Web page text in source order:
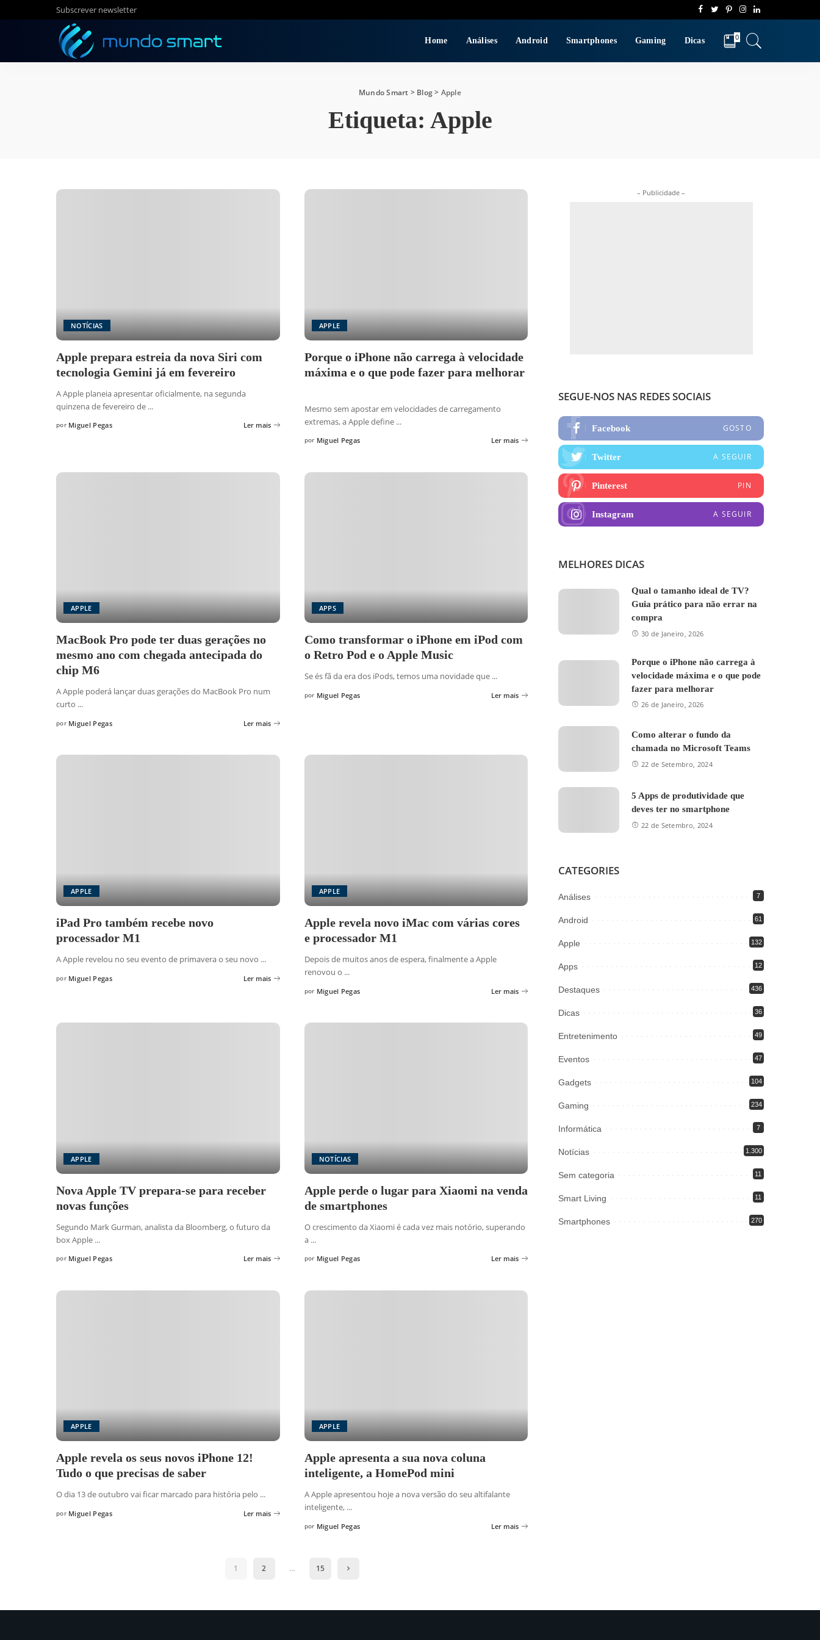
Subscrever newsletter
Home Análises Android Smartphones Gaming Dicas 0
Mundo Smart > Blog> Apple
Etiqueta: Apple
NOTÍCIAS
Apple prepara estreia da nova Siri com
tecnologia Gemini já em fevereiro
A Apple planeia apresentar oficialmente, na segunda
quinzena de fevereiro de ...
Posted
por Miguel Pegas Ler mais
APPLE
Porque o iPhone não carrega à velocidade
máxima e o que pode fazer para melhorar
Mesmo sem apostar em velocidades de carregamento
extremas, a Apple define ...
Posted
por Miguel Pegas Ler mais
APPLE
MacBook Pro pode ter duas gerações no
mesmo ano com chegada antecipada do
chip M6
A Apple poderá lançar duas gerações do MacBook Pro num
curto ...
Posted
por Miguel Pegas Ler mais
APPS
Como transformar o iPhone em iPod com
o Retro Pod e o Apple Music
Se és fã da era dos iPods, temos uma novidade que ...
Posted
por Miguel Pegas Ler mais
APPLE
iPad Pro também recebe novo
processador M1
A Apple revelou no seu evento de primavera o seu novo ...
Posted
por Miguel Pegas Ler mais
APPLE
Apple revela novo iMac com várias cores
e processador M1
Depois de muitos anos de espera, finalmente a Apple
renovou o ...
Posted
por Miguel Pegas Ler mais
APPLE
Nova Apple TV prepara-se para receber
novas funções
Segundo Mark Gurman, analista da Bloomberg, o futuro da
box Apple ...
Posted
por Miguel Pegas Ler mais
NOTÍCIAS
Apple perde o lugar para Xiaomi na venda
de smartphones
O crescimento da Xiaomi é cada vez mais notório, superando
a ...
Posted
por Miguel Pegas Ler mais
APPLE
Apple revela os seus novos iPhone 12!
Tudo o que precisas de saber
O dia 13 de outubro vai ficar marcado para história pelo ...
Posted
por Miguel Pegas Ler mais
APPLE
Apple apresenta a sua nova coluna
inteligente, a HomePod mini
A Apple apresentou hoje a nova versão do seu altifalante
inteligente, ...
Posted
por Miguel Pegas Ler mais
1 2 … 15
– Publicidade –
SEGUE-NOS NAS REDES SOCIAIS
Facebook GOSTO
Twitter A SEGUIR
Pinterest PIN
Instagram A SEGUIR
MELHORES DICAS
Qual o tamanho ideal de TV?
Guia prático para não errar na
compra
30 de Janeiro, 2026
Porque o iPhone não carrega à
velocidade máxima e o que pode
fazer para melhorar
26 de Janeiro, 2026
Como alterar o fundo da
chamada no Microsoft Teams
22 de Setembro, 2024
5 Apps de produtividade que
deves ter no smartphone
22 de Setembro, 2024
CATEGORIES
Análises 7
Android 61
Apple 132
Apps 12
Destaques 436
Dicas 36
Entretenimento 49
Eventos 47
Gadgets 104
Gaming 234
Informática 7
Notícias 1.300
Sem categoria 11
Smart Living 11
Smartphones 270